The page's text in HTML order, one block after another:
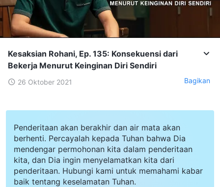
Kesaksian Rohani, Ep. 135: Konsekuensi dari
Bekerja Menurut Keinginan Diri Sendiri
26 Oktober 2021 Bagikan
Penderitaan akan berakhir dan air mata akan
berhenti. Percayalah kepada Tuhan bahwa Dia
mendengar permohonan kita dalam penderitaan
kita, dan Dia ingin menyelamatkan kita dari
penderitaan. Hubungi kami untuk memahami kabar
baik tentang keselamatan Tuhan.